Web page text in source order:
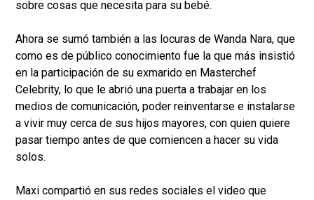
sobre cosas que necesita para su bebé.
Ahora se sumó también a las locuras de Wanda Nara, que
como es de público conocimiento fue la que más insistió
en la participación de su exmarido en Masterchef
Celebrity, lo que le abrió una puerta a trabajar en los
medios de comunicación, poder reinventarse e instalarse
a vivir muy cerca de sus hijos mayores, con quien quiere
pasar tiempo antes de que comiencen a hacer su vida
solos.
Maxi compartió en sus redes sociales el video que